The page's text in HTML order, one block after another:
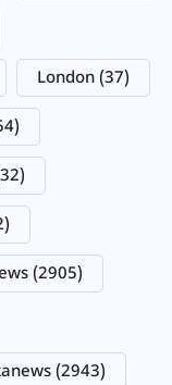
London (37)
(2905)
(2943)